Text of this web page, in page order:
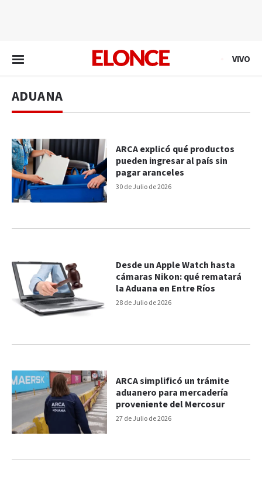
VIVO
ADUANA
30 de Julio de 2026
ARCA explicó qué productos
pueden ingresar al país sin
pagar aranceles
28 de Julio de 2026
Desde un Apple Watch hasta
cámaras Nikon: qué rematará
la Aduana en Entre Ríos
27 de Julio de 2026
ARCA simplificó un trámite
aduanero para mercadería
proveniente del Mercosur